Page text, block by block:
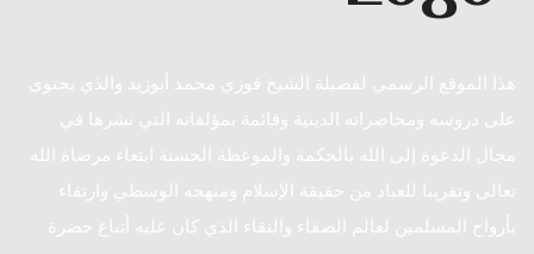
هذا الموقع الرسمي لفضيلة الشيخ فوزي محمد أبوزيد والذي يحتوى
على دروسه ومحاضراته الدينية وقائمة بمؤلفاته التي نشرها في
مجال الدعوة إلى الله بالحكمة والموعظة الحسنة ابتغاء مرضاة الله
تعالى وتقريبا للعباد من حقيقة الإسلام ومنهجه الوسطي وارتقاء
بأرواح المسلمين لعالم الصفاء والنقاء الذي كان عليه أتباع حضرة